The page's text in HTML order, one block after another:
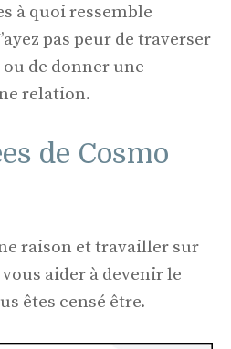
à quoi ressemble
pas peur de traverser
de donner une
relation.
de Cosmo
raison et travailler sur
aider à devenir le
êtes censé être.